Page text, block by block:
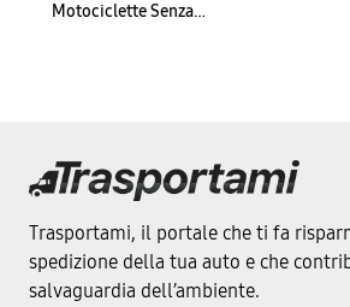
Motociclette Senza
Trasportami, il portale che ti fa
spedizione della tua auto e che
salvaguardia dell’ambiente.